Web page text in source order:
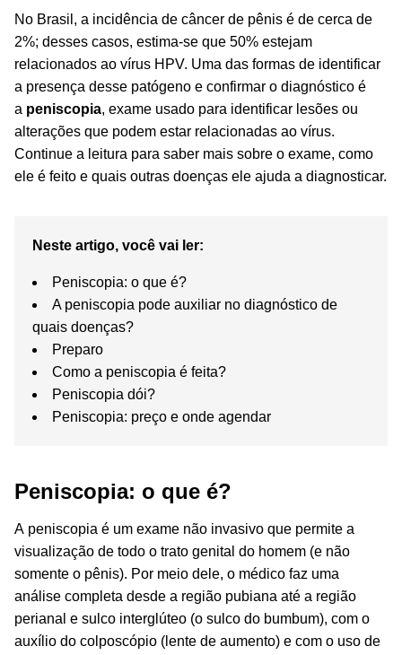
No Brasil, a incidência de câncer de pênis é de cerca de
2%; desses casos, estima-se que 50% estejam
relacionados ao vírus HPV. Uma das formas de identificar
a presença desse patógeno e confirmar o diagnóstico é
a peniscopia, exame usado para identificar lesões ou
alterações que podem estar relacionadas ao vírus.
Continue a leitura para saber mais sobre o exame, como
ele é feito e quais outras doenças ele ajuda a diagnosticar.
Neste artigo, você vai ler:
Peniscopia: o que é?
A peniscopia pode auxiliar no diagnóstico de
quais doenças?
Preparo
Como a peniscopia é feita?
Peniscopia dói?
Peniscopia: preço e onde agendar
Peniscopia: o que é?
A peniscopia é um exame não invasivo que permite a
visualização de todo o trato genital do homem (e não
somente o pênis). Por meio dele, o médico faz uma
análise completa desde a região pubiana até a região
perianal e sulco interglúteo (o sulco do bumbum), com o
auxílio do colposcópio (lente de aumento) e com o uso de